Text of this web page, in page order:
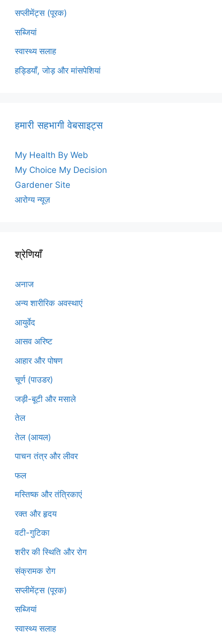
सप्लीमेंट्स (पूरक)
सब्जियां
स्वास्थ्य सलाह
हड्डियाँ, जोड़ और मांसपेशियां
हमारी सहभागी वेबसाइट्स
My Health By Web
My Choice My Decision
Gardener Site
आरोग्य न्यूज़
श्रेणियाँ
अनाज
अन्य शारीरिक अवस्थाएं
आयुर्वेद
आसव अरिष्ट
आहार और पोषण
चूर्ण (पाउडर)
जड़ी-बूटी और मसाले
तेल
तेल (आयल)
पाचन तंत्र और लीवर
फल
मस्तिष्क और तंत्रिकाएं
रक्त और हृदय
वटी-गुटिका
शरीर की स्थिति और रोग
संक्रामक रोग
सप्लीमेंट्स (पूरक)
सब्जियां
स्वास्थ्य सलाह